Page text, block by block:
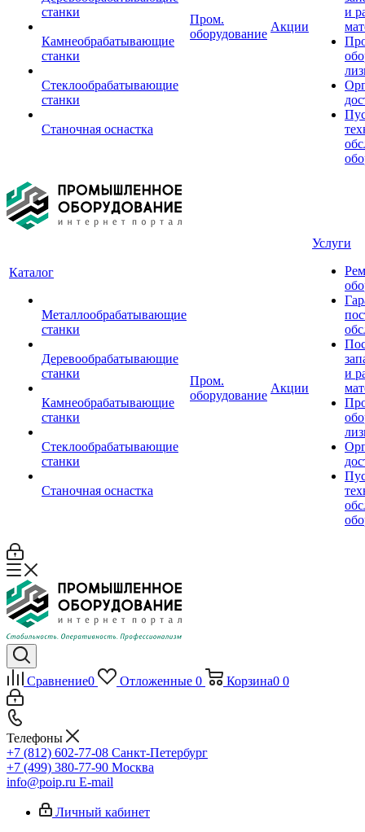
станки
Камнеобрабатывающие
станки
Стеклообрабатывающие
станки
Станочная оснастка
Пром.
оборудование
Акции
и
Каталог
Металлообрабатывающие
станки
Деревообрабатывающие
станки
Камнеобрабатывающие
станки
Стеклообрабатывающие
станки
Станочная оснастка
Пром.
оборудование
Акции
Услуги
и
Сравнение0 Отложенные 0 Корзина0 0
Телефоны
+7 (812) 602-77-08 Санкт-Петербург
+7 (499) 380-77-90 Москва
info@poip.ru E-mail
Личный кабинет